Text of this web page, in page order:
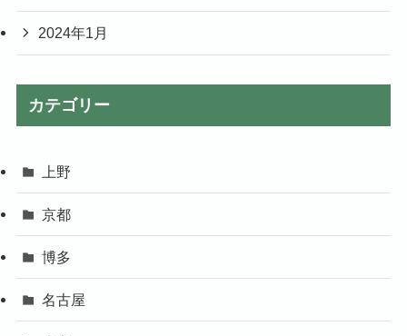
2024年1月
カテゴリー
上野
京都
博多
名古屋